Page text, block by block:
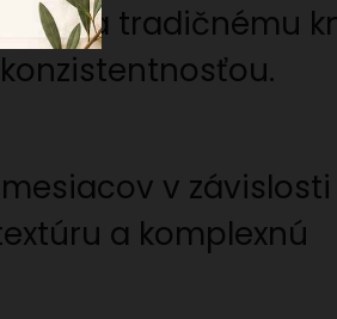
a tradičnému
v
a komplexnú